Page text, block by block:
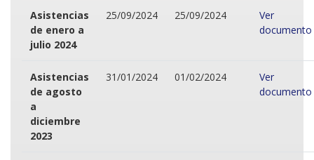
Asistencias
de enero a
julio 2024
25/09/2024 25/09/2024
Ver
documento
Asistencias
de agosto
a
diciembre
2023
31/01/2024 01/02/2024
Ver
documento